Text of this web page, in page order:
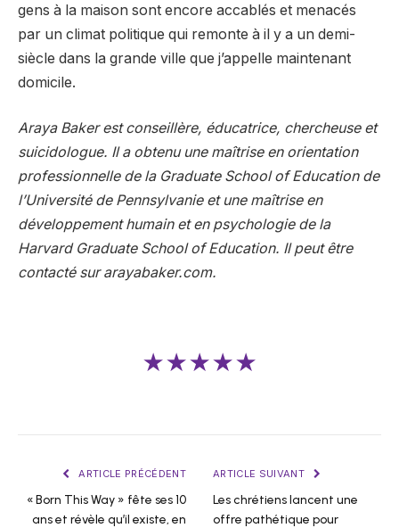
gens à la maison sont encore accablés et menacés
par un climat politique qui remonte à il y a un demi-
siècle dans la grande ville que j’appelle maintenant
domicile.
Araya Baker est conseillère, éducatrice, chercheuse et
suicidologue. Il a obtenu une maîtrise en orientation
professionnelle de la Graduate School of Education de
l’Université de Pennsylvanie et une maîtrise en
développement humain et en psychologie de la
Harvard Graduate School of Education. Il peut être
contacté sur arayabaker.com.
★★★★★
ARTICLE PRÉCÉDENT
« Born This Way » fête ses 10
ans et révèle qu’il existe, en
ARTICLE SUIVANT
Les chrétiens lancent une
offre pathétique pour